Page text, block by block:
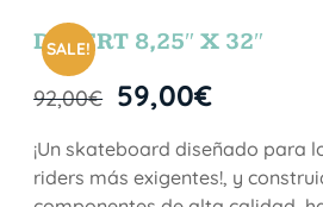
SALE!
DESERT 8,25″ X 32″
92,00€ 59,00€
¡Un skateboard diseñado para
riders más exigentes!, y